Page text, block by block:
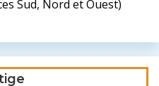
Sud, Nord et Ouest)